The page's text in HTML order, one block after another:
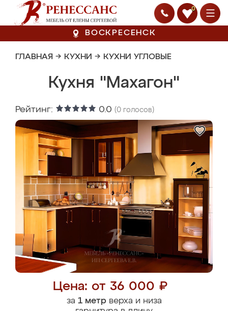
0
ВОСКРЕСЕНСК
ГЛАВНАЯ → КУХНИ → КУХНИ УГЛОВЫЕ
Кухня "Махагон"
Рейтинг: 0.0 (0 голосов)
Цена: от 36 000 ₽
за 1 метрверха и низа